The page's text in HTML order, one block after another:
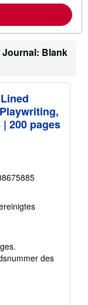
Blank
200 pages
des